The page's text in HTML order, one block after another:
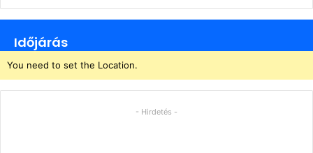
Időjárás
You need to set the Location.
- Hirdetés -